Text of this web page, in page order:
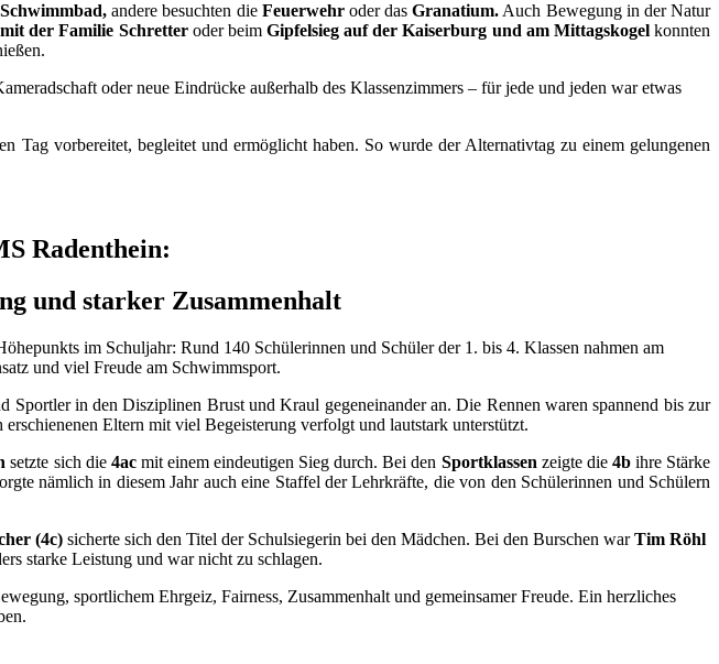
Schwimmbad, andere besuchten die Feuerwehroder dasGranatium. Auch Bewegung in der Natur
der Familie Schretteroder beimGipfelsieg auf der Kaiserburg und am Mittagskogelkonnten
oder neue Eindrücke außerhalb des Klassenzimmers – für jede und jeden war etwas
Tag vorbereitet, begleitet und ermöglicht haben. So wurde der Alternativtag zu einem gelungenen
Radenthein:
und starker Zusammenhalt
im Schuljahr: Rund 140 Schülerinnen und Schüler der 1. bis 4. Klassen nahmen am
und viel Freude am Schwimmsport.
Sportler in den Disziplinen Brust und Kraul gegeneinander an. Die Rennen waren spannend bis zur
Eltern mit viel Begeisterung verfolgt und lautstark unterstützt.
setzte sich die 4acmit einem eindeutigen Sieg durch. Bei den Sportklassen zeigte die 4bihre Stärke
nämlich in diesem Jahr auch eine Staffel der Lehrkräfte, die von den Schülerinnen und Schülern
(4c) sicherte sich den Titel der Schulsiegerin bei den Mädchen. Bei den Burschen warTim Röhl
starke Leistung und war nicht zu schlagen.
sportlichem Ehrgeiz, Fairness, Zusammenhalt und gemeinsamer Freude. Ein herzliches